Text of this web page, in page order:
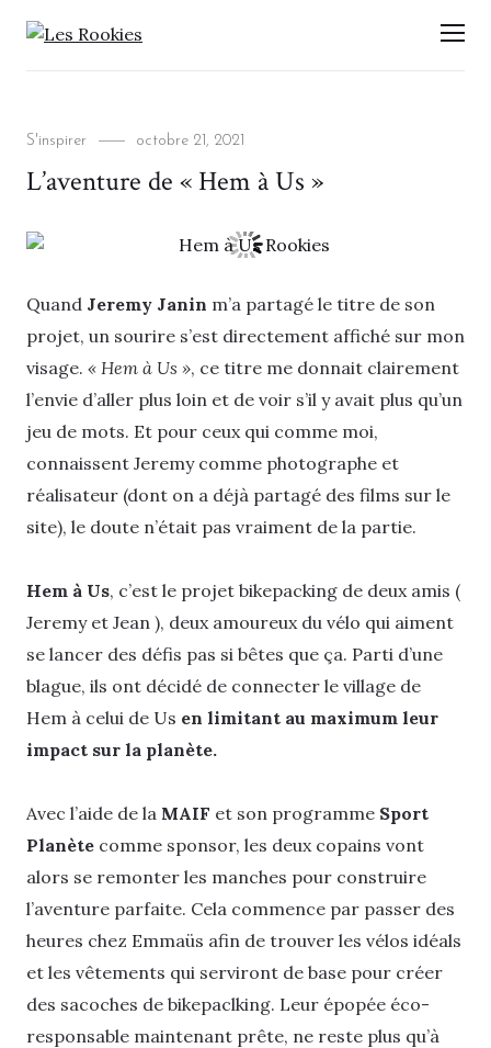
LES ROOKIES
Categories
S'inspirer
Posted
octobre 21, 2021
L’aventure de « Hem à Us »
Quand Jeremy Janin m’a partagé le titre de son
projet, un sourire s’est directement affiché sur mon
visage. « Hem à Us », ce titre me donnait clairement
l’envie d’aller plus loin et de voir s’il y avait plus qu’un
jeu de mots. Et pour ceux qui comme moi,
connaissent Jeremy comme photographe et
réalisateur (dont on a déjà partagé des films sur le
site), le doute n’était pas vraiment de la partie.
Hem à Us, c’est le projet bikepacking de deux amis (
Jeremy et Jean ), deux amoureux du vélo qui aiment
se lancer des défis pas si bêtes que ça. Parti d’une
blague, ils ont décidé de connecter le village de
Hem à celui de Us en limitant au maximum leur
impact sur la planète.
Avec l’aide de la MAIF et son programme Sport
Planète comme sponsor, les deux copains vont
alors se remonter les manches pour construire
l’aventure parfaite. Cela commence par passer des
heures chez Emmaüs afin de trouver les vélos idéals
et les vêtements qui serviront de base pour créer
des sacoches de bikepaclking. Leur épopée éco-
responsable maintenant prête, ne reste plus qu’à